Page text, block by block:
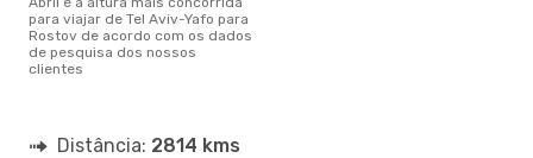
para viajar de Tel Aviv-Yafo para
Rostov de acordo com os dados
de pesquisa dos nossos
clientes
Distância: 2814 kms